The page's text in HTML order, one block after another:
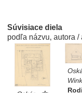
Súvisiace diela
podľa názvu, autora /